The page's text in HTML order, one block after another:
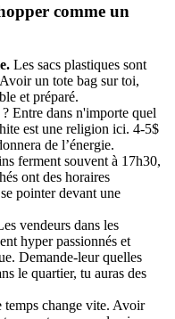
comme un
Les sacs plastiques sont
un tote bag sur toi,
et préparé.
? Entre dans n'importe quel
est une religion ici. 4-5$
de l’énergie.
ferment souvent à 17h30,
ont des horaires
pointer devant une
vendeurs dans les
hyper passionnés et
Demande-leur quelles
le quartier, tu auras des
temps change vite. Avoir